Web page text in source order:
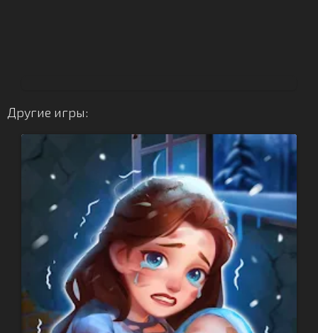
Другие игры: